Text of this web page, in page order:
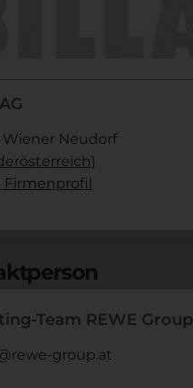
Wiener Neudorf
Firmenprofil
Team REWE Group
group.at